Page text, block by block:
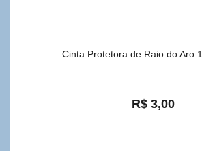
Cinta Protetora de Raio do Aro
R$ 3,00